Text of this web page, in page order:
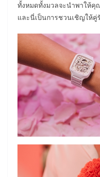
ทั้งหมดทั้งมวลจะนำพาให้คุ
และนี่เป็นการชวนเชิญให้คู่